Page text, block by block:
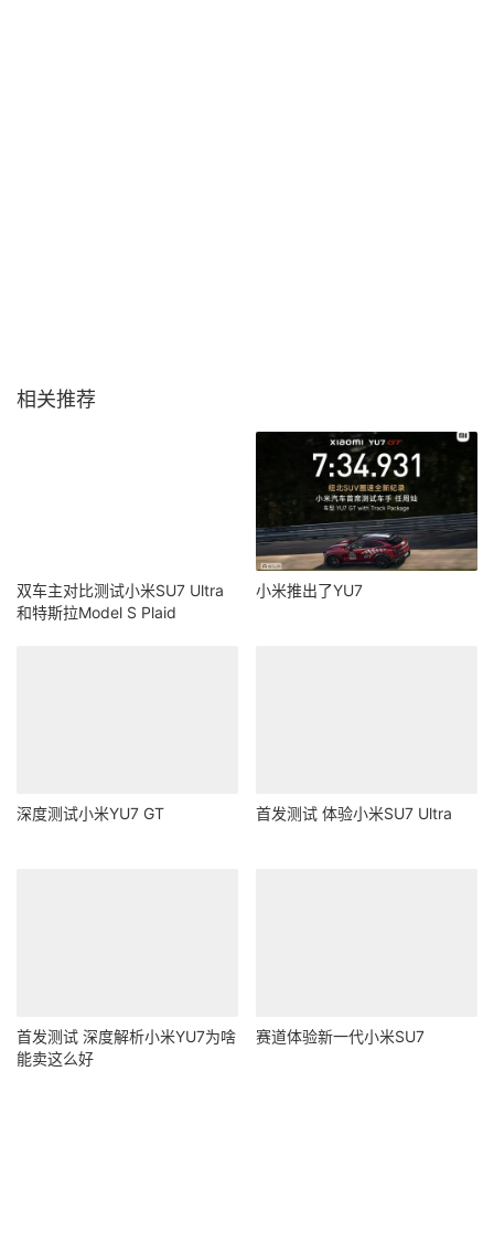
相关推荐
双车主对比测试小米SU7 Ultra
和特斯拉Model S Plaid
小米推出了YU7
深度测试小米YU7 GT 首发测试 体验小米SU7 Ultra
首发测试 深度解析小米YU7为啥
能卖这么好
赛道体验新一代小米SU7